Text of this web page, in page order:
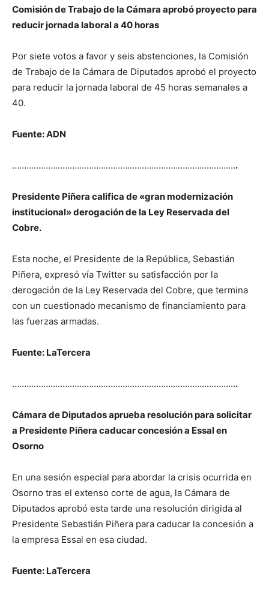
Comisión de Trabajo de la Cámara aprobó proyecto para
reducir jornada laboral a 40 horas
Por siete votos a favor y seis abstenciones, la Comisión
de Trabajo de la Cámara de Diputados aprobó el proyecto
para reducir la jornada laboral de 45 horas semanales a
40.
Fuente: ADN
………………………………………………………………………………….
Presidente Piñera califica de «gran modernización
institucional» derogación de la Ley Reservada del
Cobre.
Esta noche, el Presidente de la República, Sebastián
Piñera, expresó vía Twitter su satisfacción por la
derogación de la Ley Reservada del Cobre, que termina
con un cuestionado mecanismo de financiamiento para
las fuerzas armadas.
Fuente: LaTercera
………………………………………………………………………………….
Cámara de Diputados aprueba resolución para solicitar
a Presidente Piñera caducar concesión a Essal en
Osorno
En una sesión especial para abordar la crisis ocurrida en
Osorno tras el extenso corte de agua, la Cámara de
Diputados aprobó esta tarde una resolución dirigida al
Presidente Sebastián Piñera para caducar la concesión a
la empresa Essal en esa ciudad.
Fuente: LaTercera